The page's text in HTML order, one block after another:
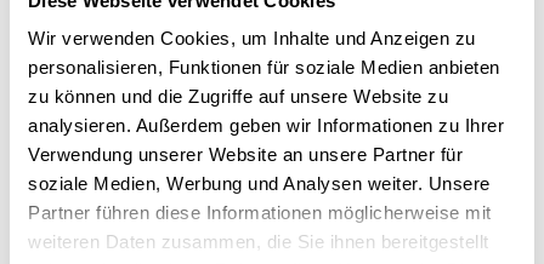
Wir verwenden Cookies, um Inhalte und Anzeigen zu
personalisieren, Funktionen für soziale Medien anbieten
zu können und die Zugriffe auf unsere Website zu
analysieren. Außerdem geben wir Informationen zu Ihrer
Verwendung unserer Website an unsere Partner für
soziale Medien, Werbung und Analysen weiter. Unsere
Partner führen diese Informationen möglicherweise mit
weiteren Daten zusammen, die Sie ihnen bereitgestellt
Gewebte
Aufkleber